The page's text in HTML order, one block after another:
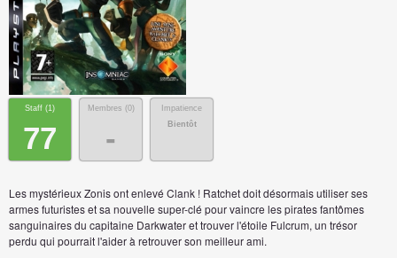
Staff (1)
77
Membres (0)
-
Impatience
Bientôt
Les mystérieux Zonis ont enlevé Clank ! Ratchet doit désormais utiliser ses
armes futuristes et sa nouvelle super-clé pour vaincre les pirates fantômes
sanguinaires du capitaine Darkwater et trouver l'étoile Fulcrum, un trésor
perdu qui pourrait l'aider à retrouver son meilleur ami.